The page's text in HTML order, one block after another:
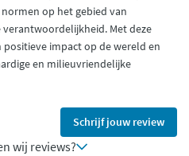
op het gebied van
Met deze
impact op de wereld en
en milieuvriendelijke
Schrijf jouw review
wij reviews?